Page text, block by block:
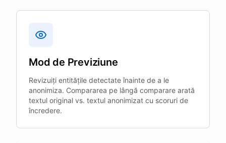
Mod de Previziune
Revizuiți entitățile detectate înainte de a le
anonimiza. Compararea pe lângă comparare arată
textul original vs. textul anonimizat cu scoruri de
încredere.